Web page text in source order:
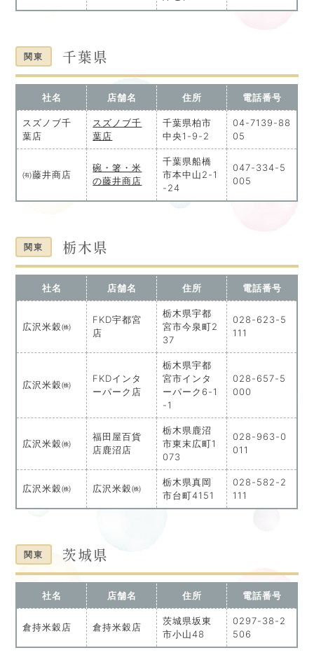
関東 千葉県
社名 店舗名 住所 電話番号
スズノブ千
葉店
スズノブ千
葉店
千葉県柏市
中央1-9-2
04-7139-88
05
㈲藤井商店
碗・箸・米
の藤井商店
千葉県船橋
市本中山2-1
-24
047-334-5
005
関東 栃木県
社名 店舗名 住所 電話番号
広沢米穀㈱
FKD宇都宮
店
栃木県宇都
宮市今泉町2
37
028-623-5
111
広沢米穀㈱
FKDインタ
ーパーク店
栃木県宇都
宮市インタ
ーパーク6-1
-1
028-657-5
000
広沢米穀㈱
福田屋百貨
店鹿沼店
栃木県鹿沼
市東末広町1
073
028-963-0
011
広沢米穀㈱ 広沢米穀㈱
栃木県真岡
市台町4151
028-582-2
111
関東 茨城県
社名 店舗名 住所 電話番号
倉持米穀店 倉持米穀店
茨城県坂東
市小山48
0297-38-2
506